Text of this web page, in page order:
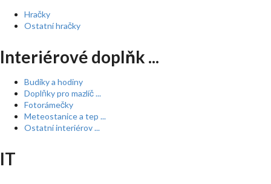
Hračky
Ostatní hračky
Interiérové doplňk ...
Budíky a hodiny
Doplňky pro mazlíč ...
Fotorámečky
Meteostanice a tep ...
Ostatní interiérov ...
IT